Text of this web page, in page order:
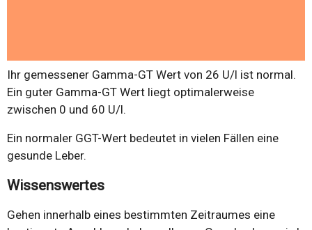
Ihr gemessener Gamma-GT Wert von 26 U/l ist normal.
Ein guter Gamma-GT Wert liegt optimalerweise
zwischen 0 und 60 U/l.
Ein normaler GGT-Wert bedeutet in vielen Fällen eine
gesunde Leber.
Wissenswertes
Gehen innerhalb eines bestimmten Zeitraumes eine